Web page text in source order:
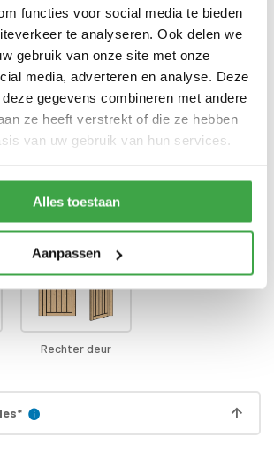
functies voor social media te bieden
te analyseren. Ook delen we
gebruik van onze site met onze
media, adverteren en analyse. Deze
gegevens combineren met andere
ze heeft verstrekt of die ze hebben
van uw gebruik van hun services.
Alles toestaan
Aanpassen
deur 188 cm
Alle bevestigingsmaterialen
zijn inbegrepen
Gratis thuisbezorgd - In
Nederland
Rechter deur
*